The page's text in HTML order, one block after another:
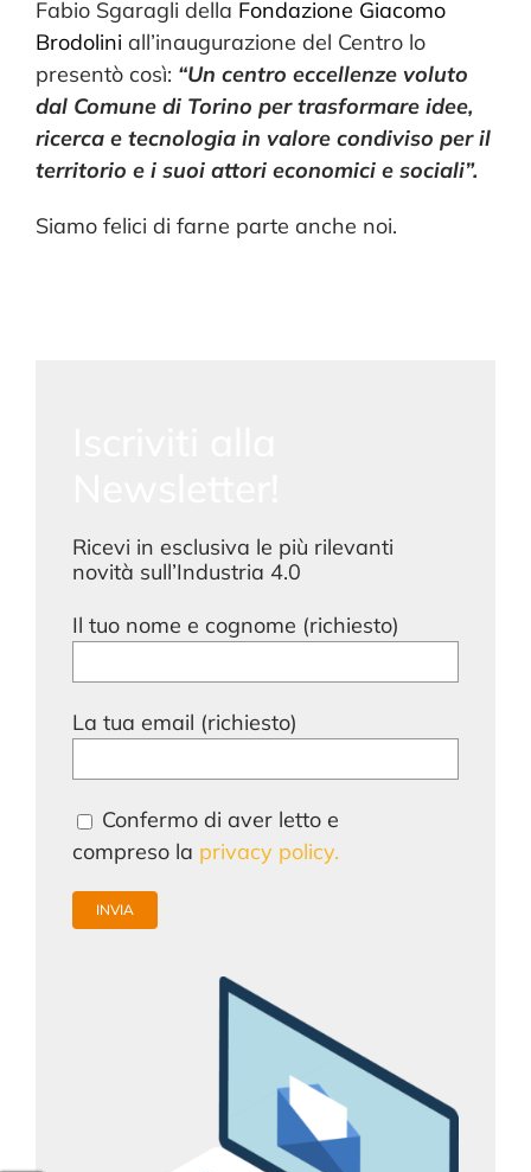
Fabio Sgaragli della Fondazione Giacomo
Brodolini all’inaugurazione del Centro lo
presentò così: “Un centro eccellenze voluto
dal Comune di Torino per trasformare idee,
ricerca e tecnologia in valore condiviso per il
territorio e i suoi attori economici e sociali”.
Siamo felici di farne parte anche noi.
Ricevi in esclusiva le più rilevanti
novità sull’Industria 4.0
Il tuo nome e cognome (richiesto)
La tua email (richiesto)
Confermo di aver letto e
compreso la privacy policy.